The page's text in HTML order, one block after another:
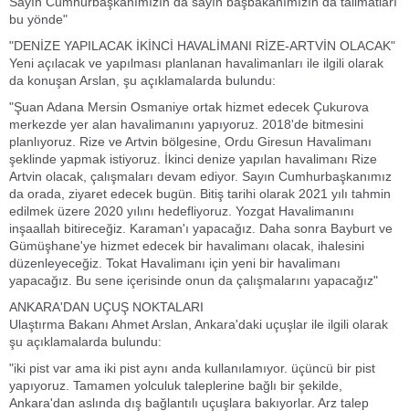
bu yönde"
"DENİZE YAPILACAK İKİNCİ HAVALİMANI RİZE-ARTVİN OLACAK"
Yeni açılacak ve yapılması planlanan havalimanları ile ilgili olarak
da konuşan Arslan, şu açıklamalarda bulundu:
"Şuan Adana Mersin Osmaniye ortak hizmet edecek Çukurova
merkezde yer alan havalimanını yapıyoruz. 2018'de bitmesini
planlıyoruz. Rize ve Artvin bölgesine, Ordu Giresun Havalimanı
şeklinde yapmak istiyoruz. İkinci denize yapılan havalimanı Rize
Artvin olacak, çalışmaları devam ediyor. Sayın Cumhurbaşkanımız
da orada, ziyaret edecek bugün. Bitiş tarihi olarak 2021 yılı tahmin
edilmek üzere 2020 yılını hedefliyoruz. Yozgat Havalimanını
inşaallah bitireceğiz. Karaman'ı yapacağız. Daha sonra Bayburt ve
Gümüşhane'ye hizmet edecek bir havalimanı olacak, ihalesini
düzenleyeceğiz. Tokat Havalimanı için yeni bir havalimanı
yapacağız. Bu sene içerisinde onun da çalışmalarını yapacağız"
ANKARA'DAN UÇUŞ NOKTALARI
Ulaştırma Bakanı Ahmet Arslan, Ankara'daki uçuşlar ile ilgili olarak
şu açıklamalarda bulundu:
"iki pist var ama iki pist aynı anda kullanılamıyor. üçüncü bir pist
yapıyoruz. Tamamen yolculuk taleplerine bağlı bir şekilde,
Ankara'dan aslında dış bağlantılı uçuşlara bakıyorlar. Arz talep